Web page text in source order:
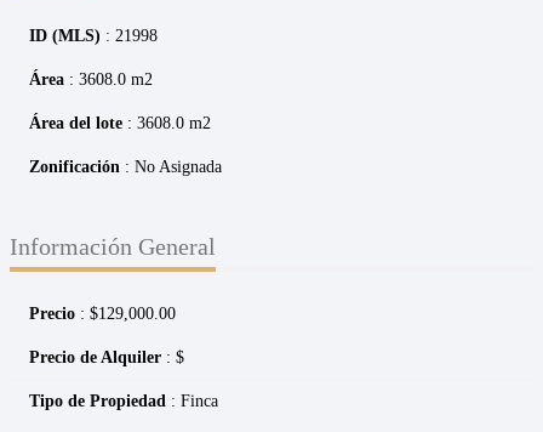
ID (MLS) : 21998
Área : 3608.0 m2
Área del lote : 3608.0 m2
Zonificación : No Asignada
Información General
Precio : $129,000.00
Precio de Alquiler : $
Tipo de Propiedad : Finca